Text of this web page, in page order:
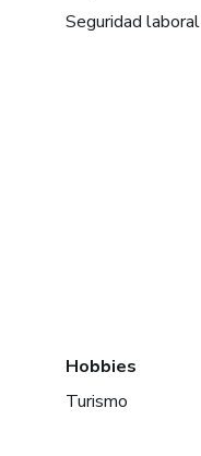
Seguridad laboral
Hobbies
Turismo